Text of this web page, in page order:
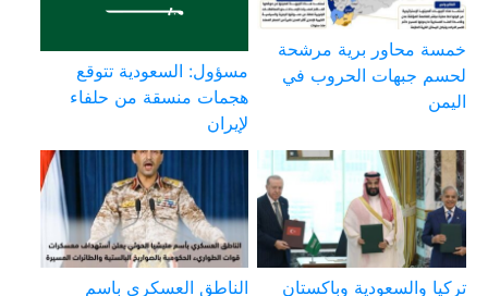
خمسة محاور برية مرشحة
لحسم جبهات الحروب في
اليمن
مسؤول: السعودية تتوقع
هجمات منسقة من حلفاء
لإيران
تركيا والسعودية وباكستان
الناطق العسكري باسم